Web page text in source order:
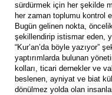
sürdürmek için her şekilde
her zaman toplumu kontrol
Bugün gelinen nokta,
şekillendirip istismar eden,
“Kur’an’da böyle yazıyor”
yaptırımlarda bulunan
kolları, ticari dernekler ve
beslenen, ayniyat ve biat
dönülmez yolda olan